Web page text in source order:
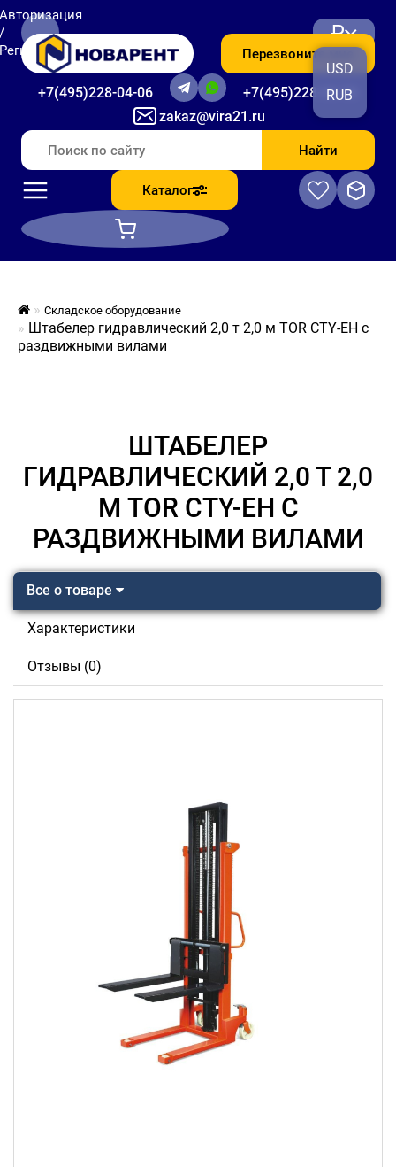
zakaz@vira21.ru
+7(495)228-04-06 +7(495)228-06-56
Перезвоните мне
₽
USD
RUB
Найти
Каталог
Складское оборудование
Штабелер гидравлический 2,0 т 2,0 м TOR CTY-EH с
раздвижными вилами
ШТАБЕЛЕР
ГИДРАВЛИЧЕСКИЙ 2,0 Т 2,0
М TOR CTY-EH С
РАЗДВИЖНЫМИ ВИЛАМИ
Все о товаре
Характеристики
Отзывы (0)